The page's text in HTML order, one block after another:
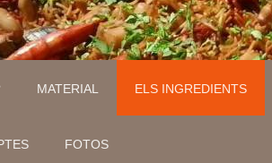
MATERIAL ELS INGREDIENTS
FOTOS